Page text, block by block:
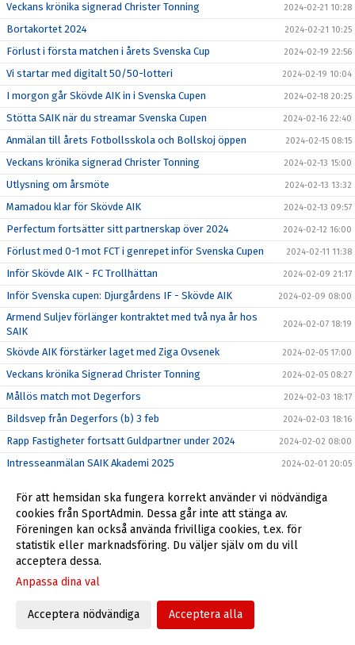
Veckans krönika signerad Christer Tonning 2024-02-21 10:28
Bortakortet 2024 2024-02-21 10:25
Förlust i första matchen i årets Svenska Cup 2024-02-19 22:56
Vi startar med digitalt 50/50-lotteri 2024-02-19 10:04
I morgon går Skövde AIK in i Svenska Cupen 2024-02-18 20:25
Stötta SAIK när du streamar Svenska Cupen 2024-02-16 22:40
Anmälan till årets Fotbollsskola och Bollskoj öppen 2024-02-15 08:15
Veckans krönika signerad Christer Tonning 2024-02-13 15:00
Utlysning om årsmöte 2024-02-13 13:32
Mamadou klar för Skövde AIK 2024-02-13 09:57
Perfectum fortsätter sitt partnerskap över 2024 2024-02-12 16:00
Förlust med 0-1 mot FCT i genrepet inför Svenska Cupen 2024-02-11 11:38
Inför Skövde AIK - FC Trollhättan 2024-02-09 21:17
Inför Svenska cupen: Djurgårdens IF - Skövde AIK 2024-02-09 08:00
Armend Suljev förlänger kontraktet med två nya år hos
SAIK
2024-02-07 18:19
Skövde AIK förstärker laget med Ziga Ovsenek 2024-02-05 17:00
Veckans krönika Signerad Christer Tonning 2024-02-05 08:27
Mållös match mot Degerfors 2024-02-03 18:17
Bildsvep från Degerfors (b) 3 feb 2024-02-03 18:16
Rapp Fastigheter fortsatt Guldpartner under 2024 2024-02-02 08:00
Intresseanmälan SAIK Akademi 2025 2024-02-01 20:05
Filip Schyberg vinner Guldbollan 2023
Välkomna till Skövde AIK! 2023-05-08 07:56
Skövde AIK Live-Appen 2023-01-11 08:00
För att hemsidan ska fungera korrekt använder vi nödvändiga
cookies från SportAdmin. Dessa går inte att stänga av.
Föreningen kan också använda frivilliga cookies, t.ex. för
statistik eller marknadsföring. Du väljer själv om du vill
acceptera dessa.
Anpassa dina val
Acceptera nödvändiga Acceptera alla